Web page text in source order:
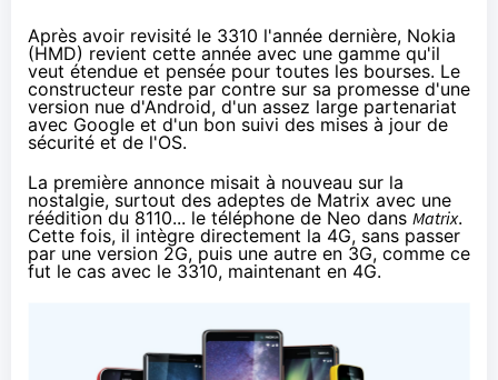
Après avoir revisité le 3310 l'année dernière, Nokia
(HMD) revient cette année avec une gamme qu'il
veut étendue et pensée pour toutes les bourses. Le
constructeur reste par contre sur sa promesse d'une
version nue d'Android, d'un assez large partenariat
avec Google et d'un bon suivi des mises à jour de
sécurité et de l'OS.
La première annonce misait à nouveau sur la
nostalgie, surtout des adeptes de Matrix avec une
réédition du 8110... le téléphone de Neo dans Matrix.
Cette fois, il intègre directement la 4G, sans passer
par une version 2G, puis une autre en 3G, comme ce
fut le cas avec le 3310, maintenant en 4G.